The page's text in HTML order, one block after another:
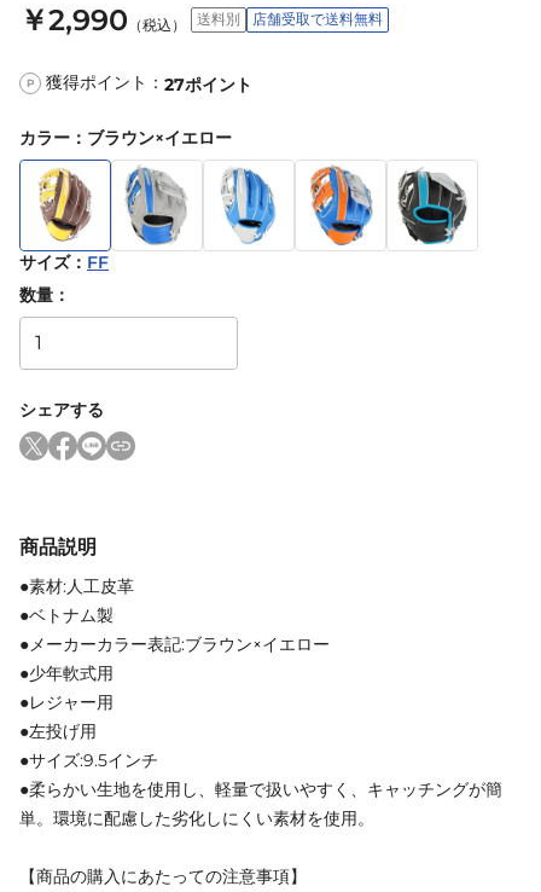
￥2,990 （税込） 送料別 店舗受取で送料無料
P 獲得ポイント： 27ポイント
カラー ： ブラウン×イエロー
サイズ： FF
数量：
シェアする
商品説明
●素材:人工皮革
●ベトナム製
●メーカーカラー表記:ブラウン×イエロー
●少年軟式用
●レジャー用
●左投げ用
●サイズ:9.5インチ
●柔らかい生地を使用し、軽量で扱いやすく、キャッチングが簡
単。環境に配慮した劣化しにくい素材を使用。
【商品の購入にあたっての注意事項】